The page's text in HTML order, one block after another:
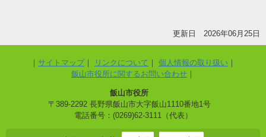
更新日 2026年06月25日
サイトマップ リンクについて
個人情報の取り扱い
飯山市役所に関するお問い合わせ
飯山市役所
〒389-2292 長野県飯山市大字飯山1110番地1号
電話番号：(0269)62-3111（代表）